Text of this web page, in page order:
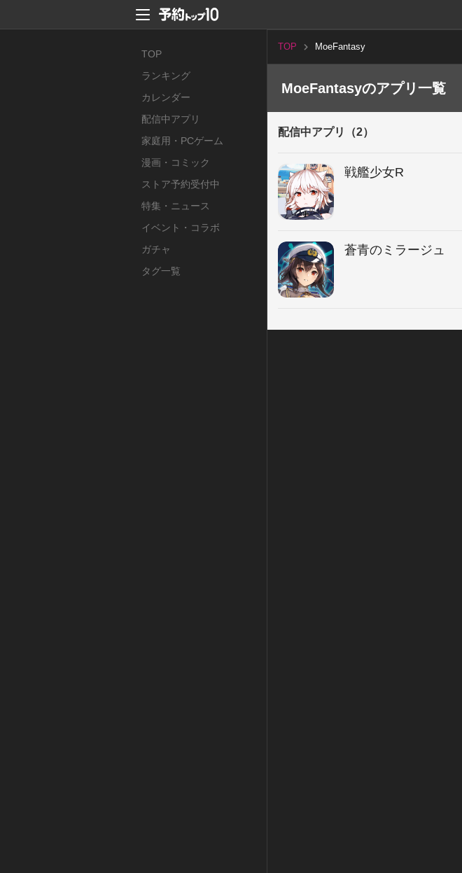
TOP
ランキング
カレンダー
配信中アプリ
家庭用・PCゲーム
漫画・コミック
ストア予約受付中
特集・ニュース
イベント・コラボ
ガチャ
タグ一覧
TOP MoeFantasy
MoeFantasyのアプリ一覧
配信中アプリ（2）
戦艦少女R
蒼青のミラージュ